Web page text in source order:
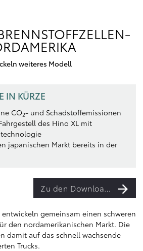
weiteres Modell
IN KÜRZE
CO2- und Schadstoffemissionen
des Hino XL mit
japanischen Markt bereits in der
Zu den Downloads
entwickeln gemeinsam einen schweren
den nordamerikanischen Markt. Die
damit auf das schnell wachsende
Trucks.